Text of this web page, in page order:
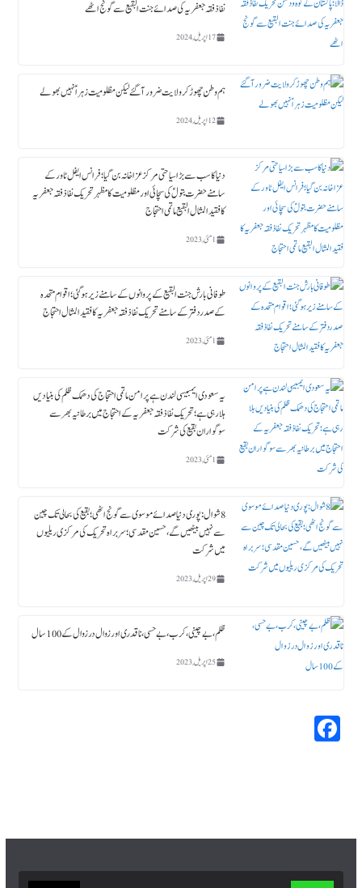
نفاذ فقہ جعفریہ کی صدائے جنت البقیع سے گونج اٹھے
17 اپریل, 2024
ہم وطن چھوڑ کر ولایت ضرور آگئے لیکن مظلومیت زہراؑ نہیں بھولے
12 اپریل, 2024
دنیا کا سب سے بڑا سیاحتی مرکز عزاخانہ بن گیا ؛ فرانس ایفل ٹاورکے
سامنے حضرت بتولؑ کی سچائی اور مظلومیت کا مظہر تحریک نفاذ فقہ جعفریہ
کا فقید المثال البقیع ماتمی احتجاج
1 مئی, 2023
طوفانی بارش جنت البقیع کے پروانوں کے سامنے زیر ہوگئی ؛ اقوام متحدہ
کے صدردفتر کے سامنے تحریک نفاذ فقہ جعفریہ کا فقید المثال احتجاج
1 مئی, 2023
یہ سعودی ایمبیسی لندن ہے پرامن ماتمی احتجاج کی دھمک ظلم کی بنیادیں
ہلا رہی ہے؛ تحریک نفاذ فقہ جعفریہ کے احتجاج میں برطانیہ بھر سے
سوگواران بقیع کی شرکت
1 مئی, 2023
8 شوال : پوری دنیا صدائے موسوی سے گونج اٹھی ؛ بقیع کی بحالی تک چین
سے نہیں بیٹھیں گے، حسین مقدسی؛ سربراہ تحریک کی مرکزی ریلیوں
میں شرکت
29 اپریل, 2023
ظلم،بے چینی،کرب، بے حسی، ناقدری اور زوال در زوال کے 100سال
25 اپریل, 2023
Fa